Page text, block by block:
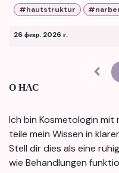
#hautstruktur
26 февр. 2026 г.
О НАС
Ich bin Kosmetologin mit
teile mein Wissen in
Stell dir dies als eine
wie Behandlungen